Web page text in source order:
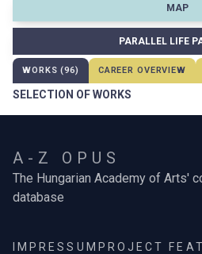
MAP
PARALLEL LIFE
WORKS (96) CAREER OVERVIEW
SELECTION OF WORKS
A-Z OPUS
The Hungarian Academy of Arts'
database
IMPRESSUM PROJECT